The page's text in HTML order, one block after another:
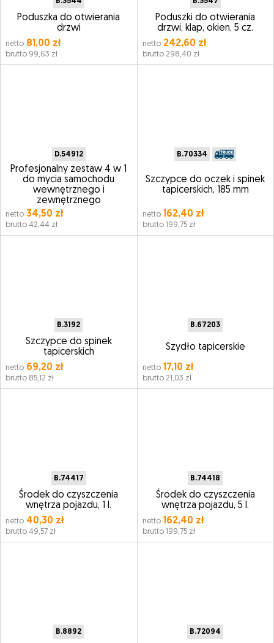
Poduszka do otwierania
drzwi
netto 81,00 zł
brutto 99,63 zł
Poduszki do otwierania
drzwi, klap, okien, 5 cz.
netto242,60 zł
brutto 298,40 zł
D.54912
Profesjonalny zestaw 4 w 1
do mycia samochodu
wewnętrznego i
zewnętrznego
netto 34,50 zł
brutto 42,44 zł
B.70334
Szczypce do oczek i spinek
tapicerskich, 185 mm
netto162,40 zł
brutto 199,75 zł
B.3192
Szczypce do spinek
tapicerskich
netto 69,20 zł
brutto 85,12 zł
B.67203
Szydło tapicerskie
netto17,10 zł
brutto 21,03 zł
B.74417
Środek do czyszczenia
wnętrza pojazdu, 1 l.
netto 40,30 zł
brutto 49,57 zł
B.74418
Środek do czyszczenia
wnętrza pojazdu, 5 l.
netto162,40 zł
brutto 199,75 zł
B.8892 B.72094